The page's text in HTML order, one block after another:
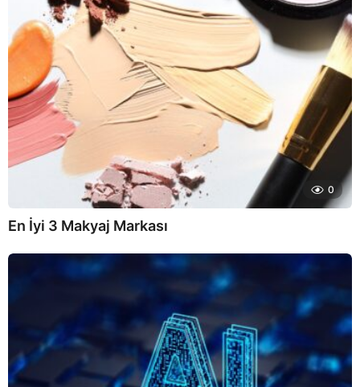
0
En İyi 3 Makyaj Markası